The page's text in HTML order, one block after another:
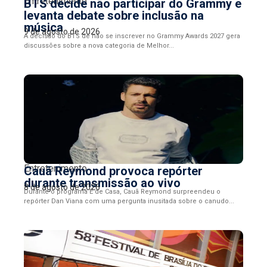
BTS decide não participar do Grammy e
levanta debate sobre inclusão na
música
9 de agosto de 2026
A decisão do BTS de não se inscrever no Grammy Awards 2027 gera
discussões sobre a nova categoria de Melhor...
Entretenimento
Cauã Reymond provoca repórter
durante transmissão ao vivo
8 de agosto de 2026
Durante o programa É de Casa, Cauã Reymond surpreendeu o
repórter Dan Viana com uma pergunta inusitada sobre o canudo...